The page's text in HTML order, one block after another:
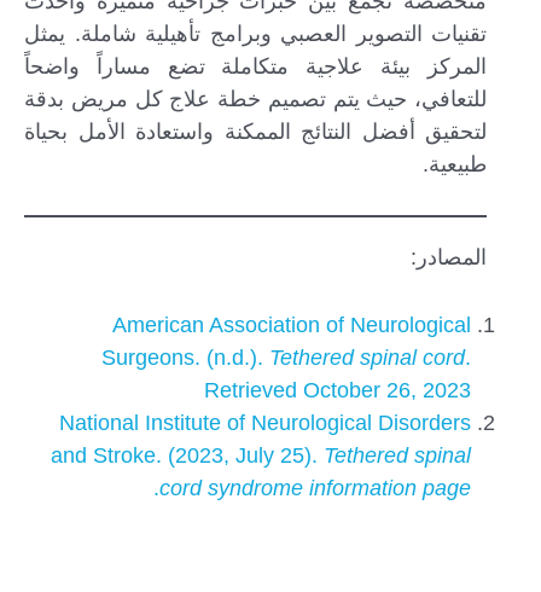
تقنيات التصوير العصبي وبرامج تأهيلية شاملة. يمثل
المركز بيئة علاجية متكاملة تضع مساراً واضحاً
للتعافي، حيث يتم تصميم خطة علاج كل مريض بدقة
لتحقيق أفضل النتائج الممكنة واستعادة الأمل بحياة
طبيعية.
المصادر:
American Association of Neurological
Surgeons. (n.d.). Tethered spinal cord.
Retrieved October 26, 2023
National Institute of Neurological Disorders
and Stroke. (2023, July 25). Tethered spinal
cord syndrome information page
.